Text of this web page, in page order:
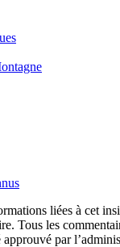
liées à cet
Tous les
approuvé par